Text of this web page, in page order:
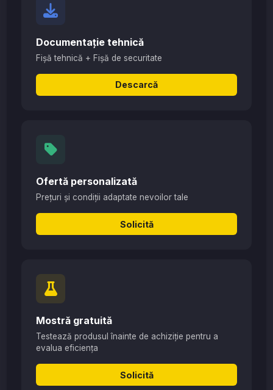
Documentație tehnică
Fișă tehnică + Fișă de securitate
Descarcă
Ofertă personalizată
Prețuri și condiții adaptate nevoilor tale
Solicită
Mostră gratuită
Testează produsul înainte de achiziție pentru a
evalua eficiența
Solicită